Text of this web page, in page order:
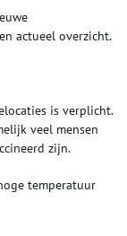
actueel overzicht.
is verplicht.
veel mensen
zijn.
temperatuur